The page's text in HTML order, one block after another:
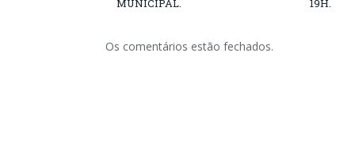
MUNICIPAL.
19H.
Os comentários estão fechados.